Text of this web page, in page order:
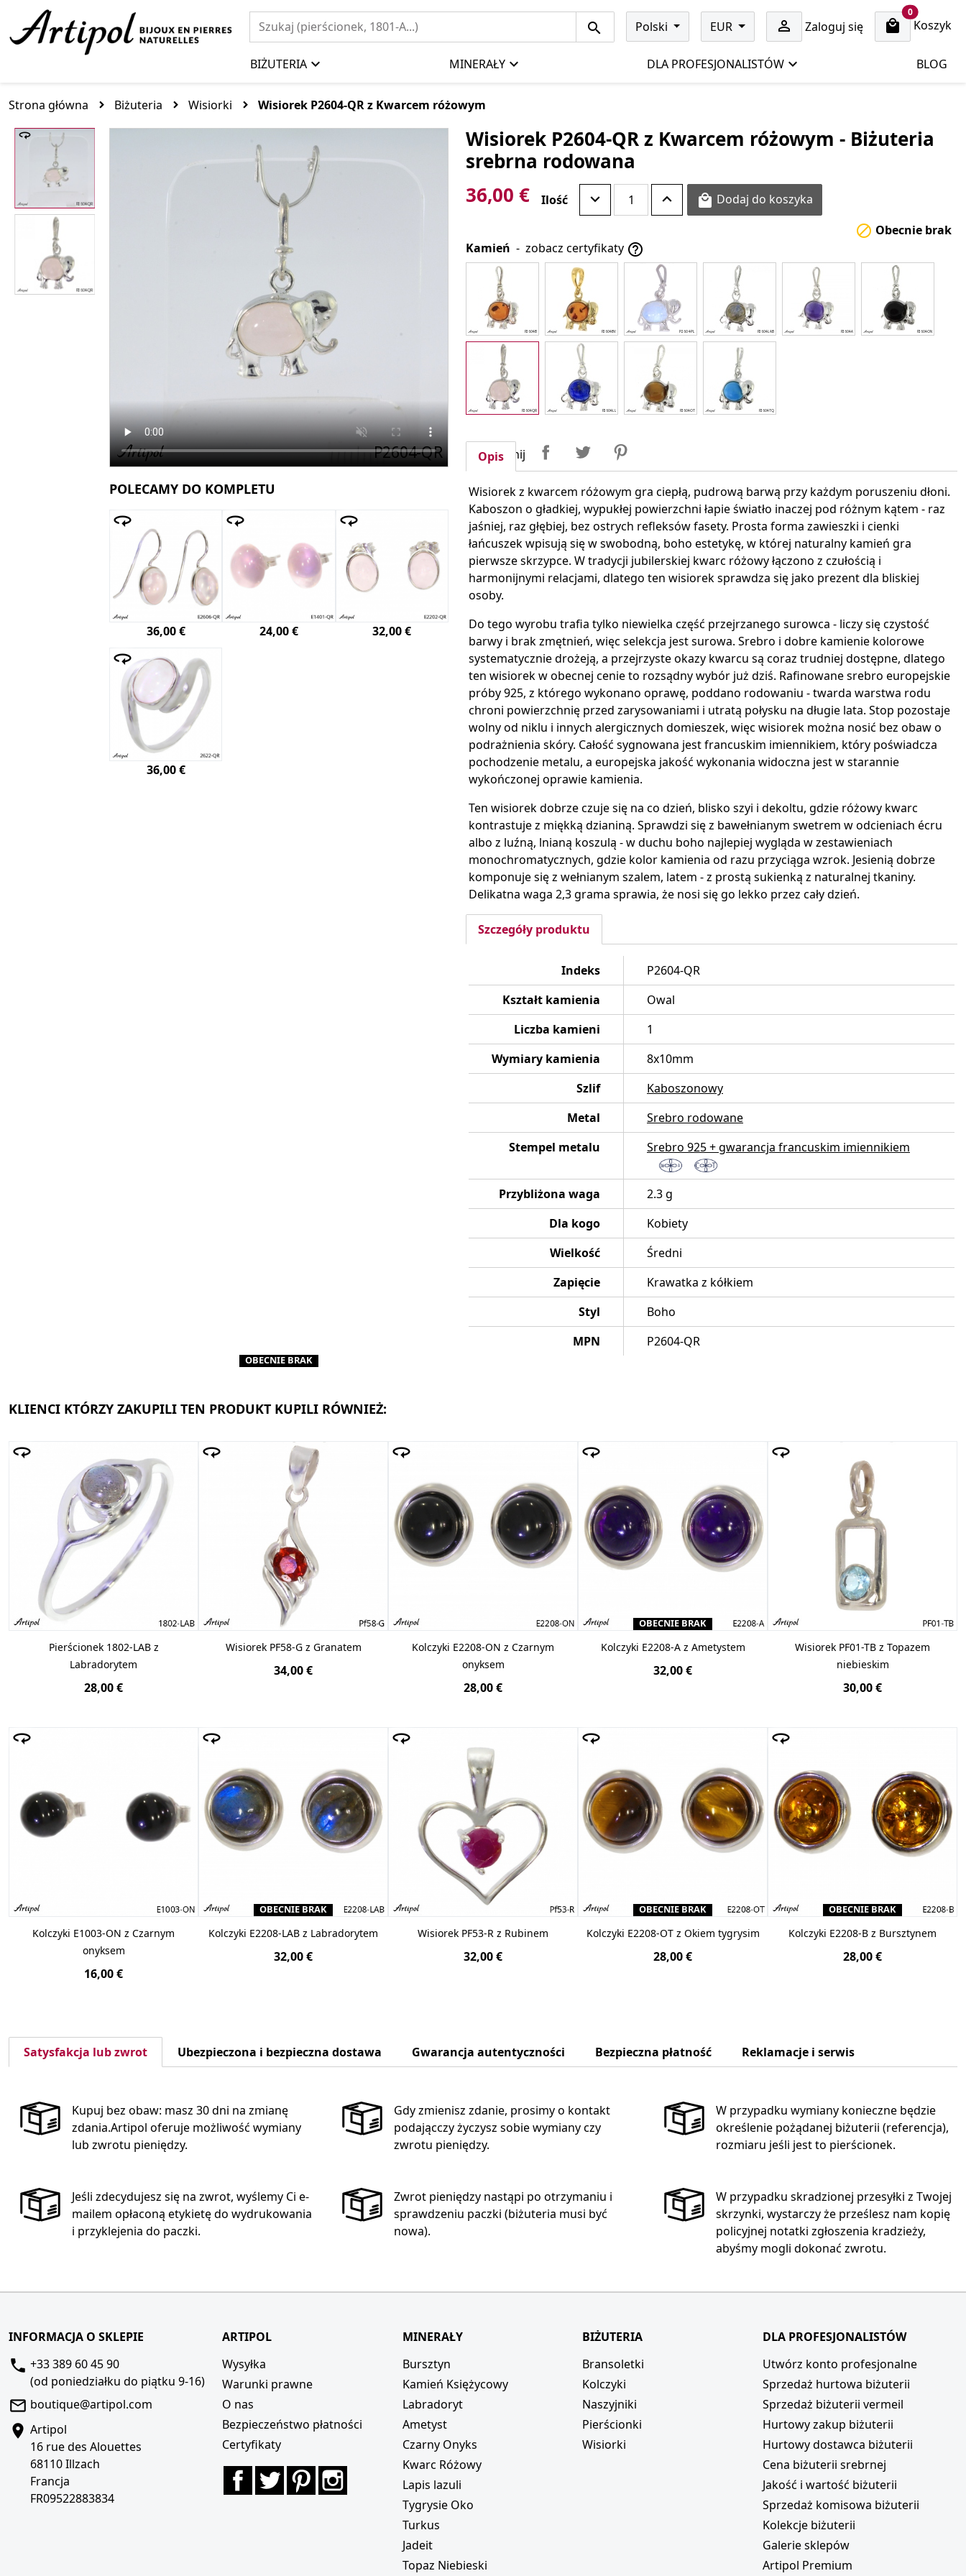
Polski EUR Zaloguj się 
0cart items
Koszyk
BIŻUTERIA MINERAŁY DLA PROFESJONALISTÓW BLOG
Strona główna Biżuteria Wisiorki Wisiorek P2604-QR z Kwarcem różowym
OBECNIE BRAK
POLECAMY DO KOMPLETU
36,00 € 24,00 € 32,00 €
36,00 €
Wisiorek P2604-QR z Kwarcem różowym - Biżuteria
srebrna rodowana
36,00 €
Ilość  Dodaj do koszyka
 Obecnie brak
Kamień - zobacz certyfikaty 
Udostępnij UdostępnijTweetuj
Opis
Wisiorek z kwarcem różowym gra ciepłą, pudrową barwą przy każdym poruszeniu dłoni.
Kaboszon o gładkiej, wypukłej powierzchni łapie światło inaczej pod różnym kątem - raz
jaśniej, raz głębiej, bez ostrych refleksów fasety. Prosta forma zawieszki i cienki
łańcuszek wpisują się w swobodną, boho estetykę, w której naturalny kamień gra
pierwsze skrzypce. W tradycji jubilerskiej kwarc różowy łączono z czułością i
harmonijnymi relacjami, dlatego ten wisiorek sprawdza się jako prezent dla bliskiej
osoby.
Do tego wyrobu trafia tylko niewielka część przejrzanego surowca - liczy się czystość
barwy i brak zmętnień, więc selekcja jest surowa. Srebro i dobre kamienie kolorowe
systematycznie drożeją, a przejrzyste okazy kwarcu są coraz trudniej dostępne, dlatego
ten wisiorek w obecnej cenie to rozsądny wybór już dziś. Rafinowane srebro europejskie
próby 925, z którego wykonano oprawę, poddano rodowaniu - twarda warstwa rodu
chroni powierzchnię przed zarysowaniami i utratą połysku na długie lata. Stop pozostaje
wolny od niklu i innych alergicznych domieszek, więc wisiorek można nosić bez obaw o
podrażnienia skóry. Całość sygnowana jest francuskim imiennikiem, który poświadcza
pochodzenie metalu, a europejska jakość wykonania widoczna jest w starannie
wykończonej oprawie kamienia.
Ten wisiorek dobrze czuje się na co dzień, blisko szyi i dekoltu, gdzie różowy kwarc
kontrastuje z miękką dzianiną. Sprawdzi się z bawełnianym swetrem w odcieniach écru
albo z luźną, lnianą koszulą - w duchu boho najlepiej wygląda w zestawieniach
monochromatycznych, gdzie kolor kamienia od razu przyciąga wzrok. Jesienią dobrze
komponuje się z wełnianym szalem, latem - z prostą sukienką z naturalnej tkaniny.
Delikatna waga 2,3 grama sprawia, że nosi się go lekko przez cały dzień.
Szczegóły produktu
Indeks
P2604-QR
Kształt kamienia
Owal
Liczba kamieni
1
Wymiary kamienia
8x10mm
Szlif
Kaboszonowy
Metal
Srebro rodowane
Stempel metalu
Srebro 925 + gwarancja francuskim imiennikiem
Przybliżona waga
2.3 g
Dla kogo
Kobiety
Wielkość
Średni
Zapięcie
Krawatka z kółkiem
Styl
Boho
MPN
P2604-QR
KLIENCI KTÓRZY ZAKUPILI TEN PRODUKT KUPILI RÓWNIEŻ:
Pierścionek 1802-LAB z
Labradorytem
28,00 €
Wisiorek PF58-G z Granatem
34,00 €
Kolczyki E2208-ON z Czarnym
onyksem
28,00 €
OBECNIE BRAK
Kolczyki E2208-A z Ametystem
32,00 €
Wisiorek PF01-TB z Topazem
niebieskim
30,00 €
Kolczyki E1003-ON z Czarnym
onyksem
16,00 €
OBECNIE BRAK
Kolczyki E2208-LAB z Labradorytem
32,00 €
Wisiorek PF53-R z Rubinem
32,00 €
OBECNIE BRAK
Kolczyki E2208-OT z Okiem tygrysim
28,00 €
OBECNIE BRAK
Kolczyki E2208-B z Bursztynem
28,00 €
Satysfakcja lub zwrot Ubezpieczona i bezpieczna dostawa Gwarancja autentyczności Bezpieczna płatność Reklamacje i serwis
Kupuj bez obaw: masz 30 dni na zmianę
zdania.Artipol oferuje możliwość wymiany
lub zwrotu pieniędzy.
Gdy zmienisz zdanie, prosimy o kontakt
podającczy życzysz sobie wymiany czy
zwrotu pieniędzy.
W przypadku wymiany konieczne będzie
określenie pożądanej biżuterii (referencja),
rozmiaru jeśli jest to pierścionek.
Jeśli zdecydujesz się na zwrot, wyślemy Ci e-
mailem opłaconą etykietę do wydrukowania
i przyklejenia do paczki.
Zwrot pieniędzy nastąpi po otrzymaniu i
sprawdzeniu paczki (biżuteria musi być
nowa).
W przypadku skradzionej przesyłki z Twojej
skrzynki, wystarczy że prześlesz nam kopię
policyjnej notatki zgłoszenia kradzieży,
abyśmy mogli dokonać zwrotu.
INFORMACJA O SKLEPIE
+33 389 60 45 90
(od poniedziałku do piątku 9-16)
boutique@artipol.com
Artipol
16 rue des Alouettes
68110 Illzach
Francja
FR09522883834
ARTIPOL
Wysyłka
Warunki prawne
O nas
Bezpieczeństwo płatności
Certyfikaty
FacebookTwitterPinterest
MINERAŁY
Bursztyn
Kamień Księżycowy
Labradoryt
Ametyst
Czarny Onyks
Kwarc Różowy
Lapis lazuli
Tygrysie Oko
Turkus
Jadeit
Topaz Niebieski
BIŻUTERIA
Bransoletki
Kolczyki
Naszyjniki
Pierścionki
Wisiorki
DLA PROFESJONALISTÓW
Utwórz konto profesjonalne
Sprzedaż hurtowa biżuterii
Sprzedaż biżuterii vermeil
Hurtowy zakup biżuterii
Hurtowy dostawca biżuterii
Cena biżuterii srebrnej
Jakość i wartość biżuterii
Sprzedaż komisowa biżuterii
Kolekcje biżuterii
Galerie sklepów
Artipol Premium